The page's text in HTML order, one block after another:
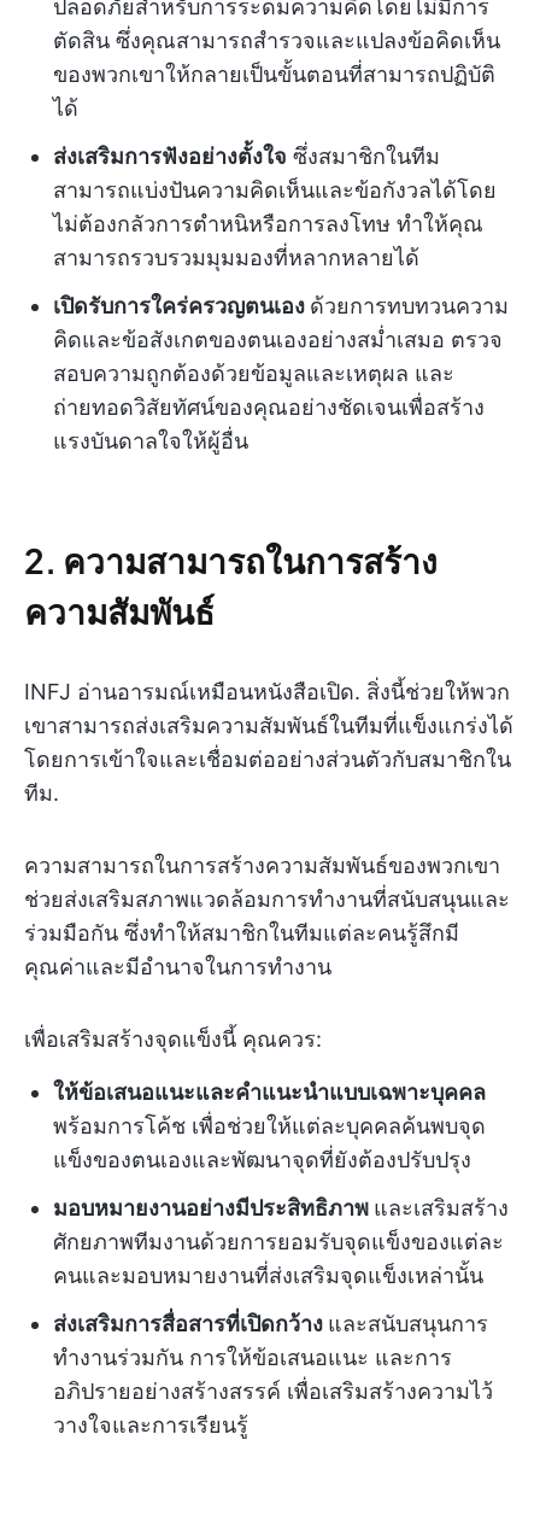
ปลอดภัยสำหรับการระดมความคิดโดยไม่มีการ
ตัดสิน ซึ่งคุณสามารถสำรวจและแปลงข้อคิดเห็น
ของพวกเขาให้กลายเป็นขั้นตอนที่สามารถปฏิบัติ
ได้
ส่งเสริมการฟังอย่างตั้งใจ ซึ่งสมาชิกในทีม
สามารถแบ่งปันความคิดเห็นและข้อกังวลได้โดย
ไม่ต้องกลัวการตำหนิหรือการลงโทษ ทำให้คุณ
สามารถรวบรวมมุมมองที่หลากหลายได้
เปิดรับการใคร่ครวญตนเอง ด้วยการทบทวนความ
คิดและข้อสังเกตของตนเองอย่างสม่ำเสมอ ตรวจ
สอบความถูกต้องด้วยข้อมูลและเหตุผล และ
ถ่ายทอดวิสัยทัศน์ของคุณอย่างชัดเจนเพื่อสร้าง
แรงบันดาลใจให้ผู้อื่น
2. ความสามารถในการสร้าง
ความสัมพันธ์
INFJ อ่านอารมณ์เหมือนหนังสือเปิด. สิ่งนี้ช่วยให้พวก
เขาสามารถส่งเสริมความสัมพันธ์ในทีมที่แข็งแกร่งได้
โดยการเข้าใจและเชื่อมต่ออย่างส่วนตัวกับสมาชิกใน
ทีม.
ความสามารถในการสร้างความสัมพันธ์ของพวกเขา
ช่วยส่งเสริมสภาพแวดล้อมการทำงานที่สนับสนุนและ
ร่วมมือกัน ซึ่งทำให้สมาชิกในทีมแต่ละคนรู้สึกมี
คุณค่าและมีอำนาจในการทำงาน
เพื่อเสริมสร้างจุดแข็งนี้ คุณควร:
ให้ข้อเสนอแนะและคำแนะนำแบบเฉพาะบุคคล
พร้อมการโค้ช เพื่อช่วยให้แต่ละบุคคลค้นพบจุด
แข็งของตนเองและพัฒนาจุดที่ยังต้องปรับปรุง
มอบหมายงานอย่างมีประสิทธิภาพ และเสริมสร้าง
ศักยภาพทีมงานด้วยการยอมรับจุดแข็งของแต่ละ
คนและมอบหมายงานที่ส่งเสริมจุดแข็งเหล่านั้น
ส่งเสริมการสื่อสารที่เปิดกว้าง และสนับสนุนการ
ทำงานร่วมกัน การให้ข้อเสนอแนะ และการ
อภิปรายอย่างสร้างสรรค์ เพื่อเสริมสร้างความไว้
วางใจและการเรียนรู้